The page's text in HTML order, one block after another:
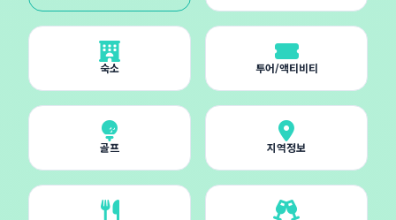
숙소 투어/액티비티
골프 지역정보